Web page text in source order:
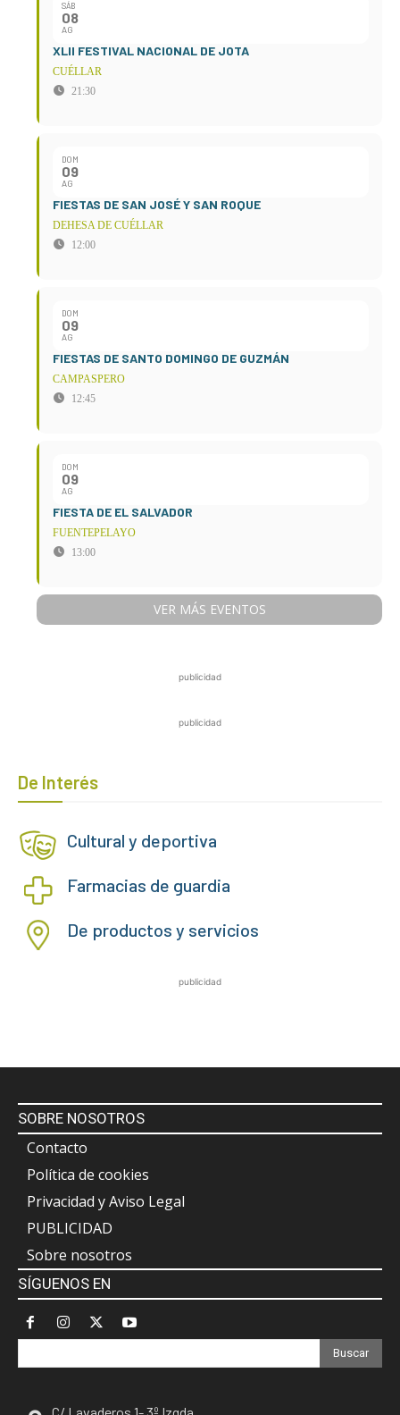
SÁB
08
AG
XLII FESTIVAL NACIONAL DE JOTA
CUÉLLAR
21:30
DOM
09
AG
FIESTAS DE SAN JOSÉ Y SAN ROQUE
DEHESA DE CUÉLLAR
12:00
DOM
09
AG
FIESTAS DE SANTO DOMINGO DE GUZMÁN
CAMPASPERO
12:45
DOM
09
AG
FIESTA DE EL SALVADOR
FUENTEPELAYO
13:00
VER MÁS EVENTOS
publicidad
publicidad
De Interés
Cultural y deportiva
Farmacias de guardia
De productos y servicios
publicidad
SOBRE NOSOTROS
Contacto
Política de cookies
Privacidad y Aviso Legal
PUBLICIDAD
Sobre nosotros
SÍGUENOS EN
Buscar